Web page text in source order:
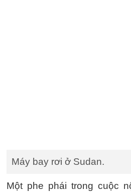
Máy bay rơi ở Sudan.
Một phe phái trong cuộc